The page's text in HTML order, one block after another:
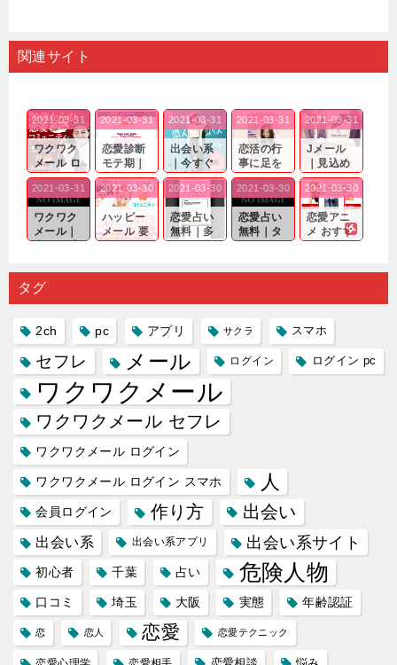
関連サイト
ワクワク
メール ロ
グイン pc
｜心の底
から真
剣...
2021-03-31
恋愛診断
モテ期｜
老若男女
問わ
ず…。
2021-03-31
出会い系
｜今すぐ
仲良くな
れる相手
探しをし
たいと...
2021-03-31
恋活の行
事に足を
運んでも
出会いの
チャンス
が訪れ...
2021-03-31
Jメール
｜見込め
る効果が
確実なも
のであっ
ても…...
2021-03-31
ワクワク
メール｜
出会い系
り会った
人に軽...
2021-03-31
ハッピー
メール 要
注意人物
するので
2021-03-30
恋愛占い
無料｜多
数ある出
プリの内
2021-03-30
恋愛占い
無料｜タ
ーゲット
る人に恋
2021-03-30
恋愛アニ
メ おすす
め｜「心
雑で素人
2021-03-30
タグ
2ch pc アプリ サクラ スマホ
セフレ メール ログイン ログイン pc
ワクワクメール
ワクワクメール セフレ
ワクワクメール ログイン
ワクワクメール ログイン スマホ 人
会員ログイン 作り方 出会い
出会い系 出会い系アプリ 出会い系サイト
初心者 千葉 占い 危険人物
口コミ 埼玉 大阪 実態 年齢認証
恋 恋人 恋愛 恋愛テクニック
恋愛心理学 恋愛相手